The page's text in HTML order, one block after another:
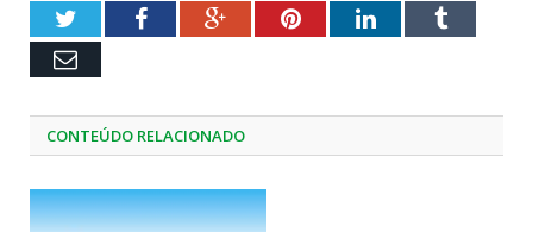
TwitterFacebookGoogle+PinterestLinkedInTumblr
Email
CONTEÚDO RELACIONADO